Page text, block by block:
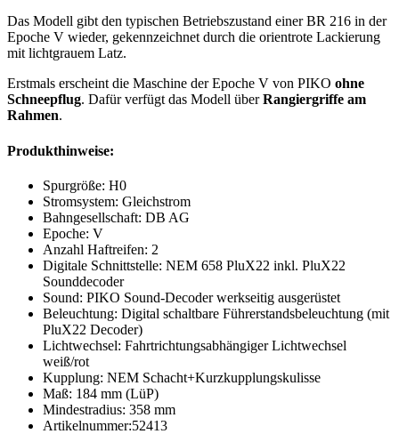
Das Modell gibt den typischen Betriebszustand einer BR 216 in der
Epoche V wieder, gekennzeichnet durch die orientrote Lackierung
mit lichtgrauem Latz.
Erstmals erscheint die Maschine der Epoche V von PIKO ohne
Schneepflug. Dafür verfügt das Modell überRangiergriffe am
Rahmen.
Produkthinweise:
Spurgröße: H0
Stromsystem: Gleichstrom
Bahngesellschaft: DB AG
Epoche: V
Anzahl Haftreifen: 2
Digitale Schnittstelle: NEM 658 PluX22 inkl. PluX22
Sounddecoder
Sound: PIKO Sound-Decoder werkseitig ausgerüstet
Beleuchtung: Digital schaltbare Führerstandsbeleuchtung (mit
PluX22 Decoder)
Lichtwechsel: Fahrtrichtungsabhängiger Lichtwechsel
weiß/rot
Kupplung: NEM Schacht+Kurzkupplungskulisse
Maß: 184 mm (LüP)
Mindestradius: 358 mm
Artikelnummer:52413